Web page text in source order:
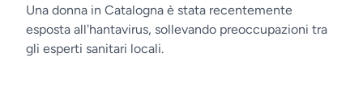
Una donna in Catalogna è stata recentemente
esposta all'hantavirus, sollevando preoccupazioni tra
gli esperti sanitari locali.